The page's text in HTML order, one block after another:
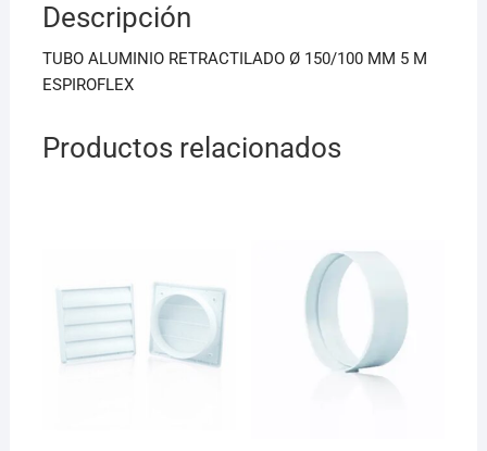
o
o
k
p
p
Descripción
TUBO ALUMINIO RETRACTILADO Ø 150/100 MM 5 M
ESPIROFLEX
Productos relacionados